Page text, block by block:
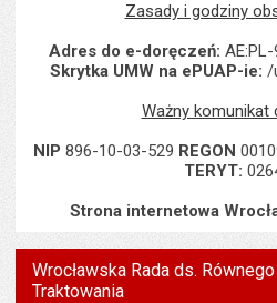
Zasady i godziny
Adres do e-doręczeń:
Skrytka UMW na ePUAP-ie: /
Ważny komunikat
NIP 896-10-03-529 REGON
TERYT:
Strona internetowa
Wrocławska Rada ds. Równego
Traktowania